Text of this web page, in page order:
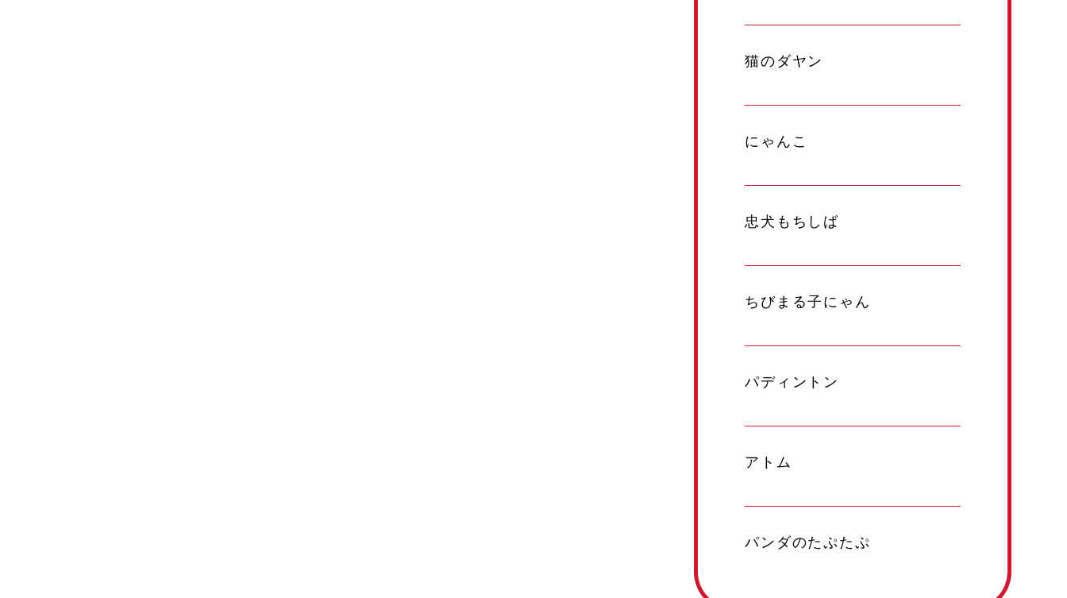
猫のダヤン
にゃんこ
忠犬もちしば
ちびまる子にゃん
パディントン
アトム
パンダのたぷたぷ